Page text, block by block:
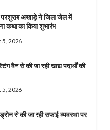
अखाड़े ने जिला जेल में
कथा का किया शुभारंभ
5, 2026
वैन से की जा रही खाद्य पदार्थों की
5, 2026
ड्रोन से की जा रही सफाई व्यवस्था पर